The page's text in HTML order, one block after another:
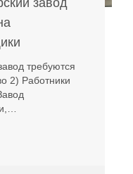
завод
требуются
2) Работники